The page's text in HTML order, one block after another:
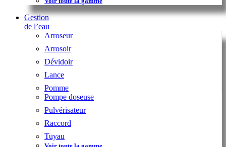
Gestion
de l’eau
Arroseur
Arrosoir
Dévidoir
Lance
Pomme
Pompe doseuse
Pulvérisateur
Raccord
Tuyau